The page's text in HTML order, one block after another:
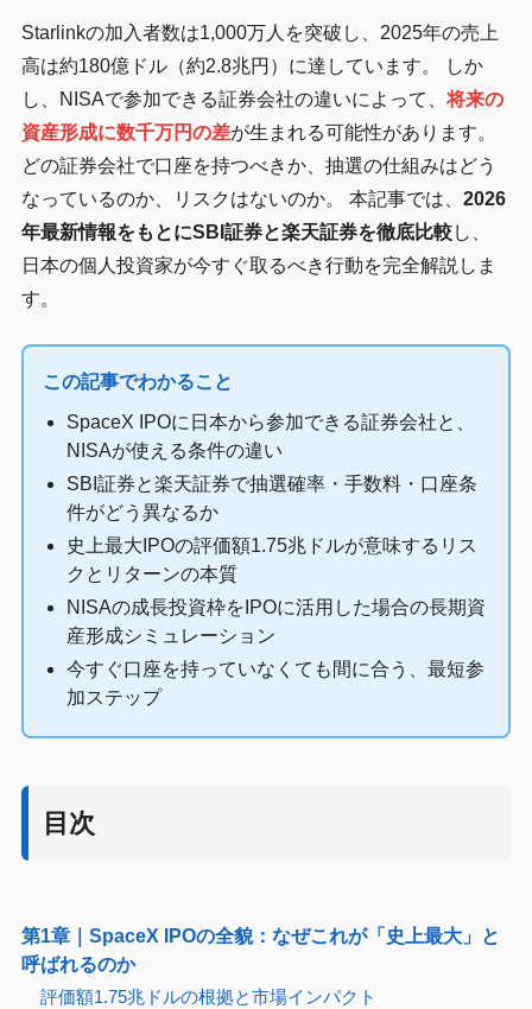
Starlinkの加入者数は1,000万人を突破し、2025年の売上
高は約180億ドル（約2.8兆円）に達しています。 しか
し、NISAで参加できる証券会社の違いによって、将来の
資産形成に数千万円の差が生まれる可能性があります。
どの証券会社で口座を持つべきか、抽選の仕組みはどう
なっているのか、リスクはないのか。 本記事では、 2026
年最新情報をもとにSBI証券と楽天証券を徹底比較し、
日本の個人投資家が今すぐ取るべき行動を完全解説しま
す。
この記事でわかること
SpaceX IPOに日本から参加できる証券会社と、
NISAが使える条件の違い
SBI証券と楽天証券で抽選確率・手数料・口座条
件がどう異なるか
史上最大IPOの評価額1.75兆ドルが意味するリス
クとリターンの本質
NISAの成長投資枠をIPOに活用した場合の長期資
産形成シミュレーション
今すぐ口座を持っていなくても間に合う、最短参
加ステップ
目次
第1章｜SpaceX IPOの全貌：なぜこれが「史上最大」と
呼ばれるのか
評価額1.75兆ドルの根拠と市場インパクト